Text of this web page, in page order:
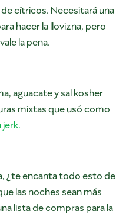
cítricos. Necesitará una
hacer la llovizna, pero
la pena.
aguacate y sal kosher
mixtas que usó como
¿te encanta todo esto de
las noches sean más
lista de compras para la